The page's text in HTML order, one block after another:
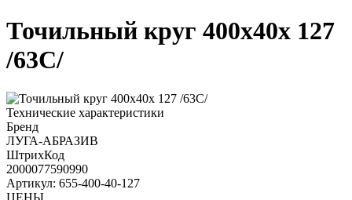
Точильный круг 400х40х 127
/63С/
Технические характеристики
Бренд
ЛУГА-АБРАЗИВ
ШтрихКод
2000077590990
Артикул: 655-400-40-127
ЦЕНЫ